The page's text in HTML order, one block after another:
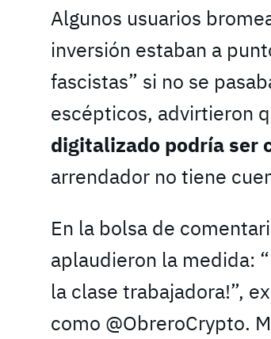
Algunos usuarios
inversión estaban a
fascistas” si no se
escépticos, advirtieron
digitalizado podría ser
arrendador no tiene
En la bolsa de
aplaudieron la medida:
la clase trabajadora!”,
como @ObreroCrypto.